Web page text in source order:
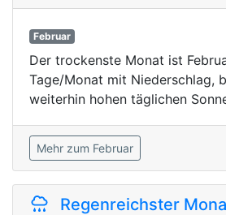
Februar
Der trockenste Monat ist
Tage/Monat mit Niederschlag,
weiterhin hohen täglichen
Mehr zum Februar
Regenreichster